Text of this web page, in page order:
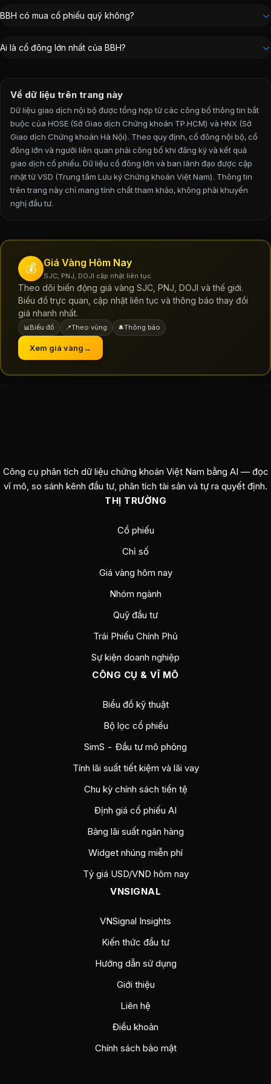
Trưởng Ban kiểm soát:
Kế toán trưởng: Trần Thị Lương
BBH có mua cổ phiếu quỹ không?
Ai là cổ đông lớn nhất của BBH?
Về dữ liệu trên trang này
Dữ liệu giao dịch nội bộ được tổng hợp từ các công bố thông tin bắt
buộc của HOSE (Sở Giao dịch Chứng khoán TP.HCM) và HNX (Sở
Giao dịch Chứng khoán Hà Nội). Theo quy định, cổ đông nội bộ, cổ
đông lớn và người liên quan phải công bố khi đăng ký và kết quả
giao dịch cổ phiếu. Dữ liệu cổ đông lớn và ban lãnh đạo được cập
nhật từ VSD (Trung tâm Lưu ký Chứng khoán Việt Nam). Thông tin
trên trang này chỉ mang tính chất tham khảo, không phải khuyến
nghị đầu tư.
💰 Giá Vàng Hôm Nay
SJC, PNJ, DOJI cập nhật liên tục
Theo dõi biến động giá vàng SJC, PNJ, DOJI và thế giới.
Biểu đồ trực quan, cập nhật liên tục và thông báo thay đổi
giá nhanh nhất.
📊 Biểu đồ 📍Theo vùng 🔔Thông báo
Xem giá vàng→
Công cụ phân tích dữ liệu chứng khoán Việt Nam bằng AI — đọc
vĩ mô, so sánh kênh đầu tư, phân tích tài sản và tự ra quyết định.
THỊ TRƯỜNG
Cổ phiếu
Chỉ số
Giá vàng hôm nay
Nhóm ngành
Quỹ đầu tư
Trái Phiếu Chính Phủ
Sự kiện doanh nghiệp
CÔNG CỤ & VĨ MÔ
Biểu đồ kỹ thuật
Bộ lọc cổ phiếu
SimS - Đầu tư mô phỏng
Tính lãi suất tiết kiệm và lãi vay
Chu kỳ chính sách tiền tệ
Định giá cổ phiếu AI
Bảng lãi suất ngân hàng
Widget nhúng miễn phí
Tỷ giá USD/VND hôm nay
VNSIGNAL
VNSignal Insights
Kiến thức đầu tư
Hướng dẫn sử dụng
Giới thiệu
Liên hệ
Điều khoản
Chính sách bảo mật